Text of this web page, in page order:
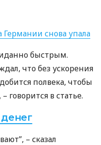
снова упала
быстрым.
что без ускорения
полвека, чтобы
говорится в статье.
– сказал